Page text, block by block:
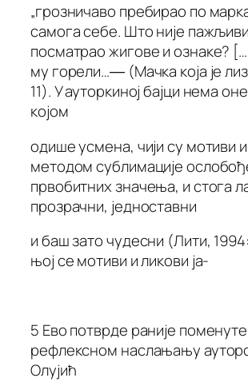
„грозничаво пребирао по
самога себе. Што није
посматрао жигове и ознаке?
му горели…― (Мачка која је
11). У ауторкиној бајци нема
којом
одише усмена, чији су мотиви
методом сублимације
првобитних значења, и стога
прозрачни, једноставни
и баш зато чудесни (Лити,
њој се мотиви и ликови ја-
5 Ево потврде раније
рефлексном наслањању
Олујић